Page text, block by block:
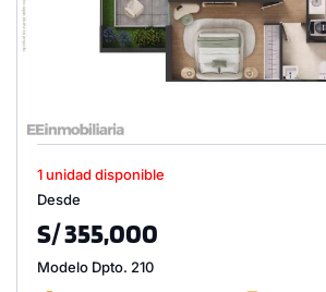
1 unidad disponible
Desde
S/ 355,000
Modelo Dpto. 210